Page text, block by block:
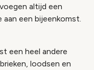
altijd een
een bijeenkomst.
een heel andere
loodsen en